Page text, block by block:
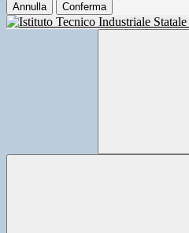
Annulla Conferma